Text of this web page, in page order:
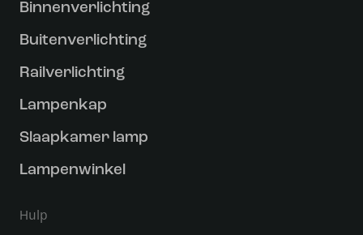
Binnenverlichting
Buitenverlichting
Railverlichting
Lampenkap
Slaapkamer lamp
Lampenwinkel
Hulp